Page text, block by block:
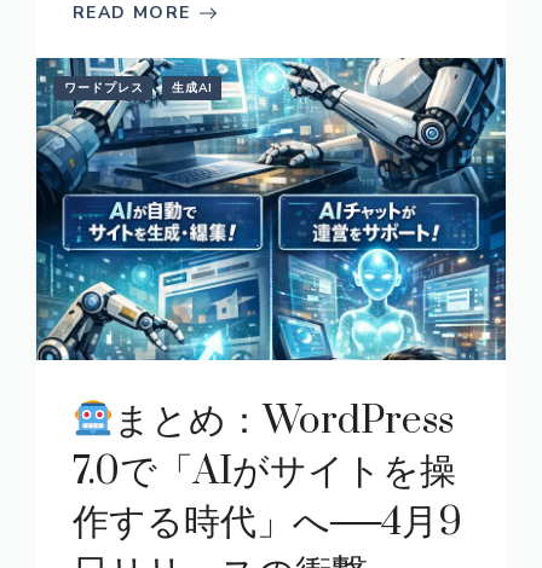
READ MORE
ワードプレス 生成AI
まとめ：WordPress
7.0で「AIがサイトを操
作する時代」へ──4月9